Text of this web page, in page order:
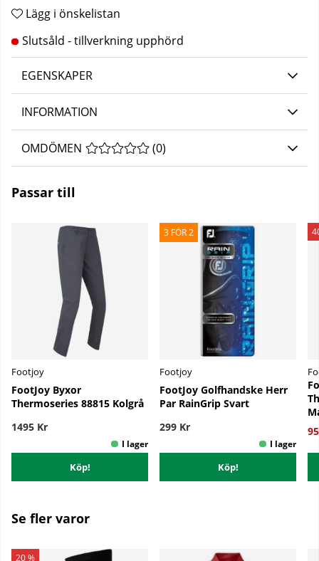
Lägg i önskelistan
EGENSKAPER
INFORMATION
OMDÖMEN MEDELBETYG 0 AV 5 ANTAL BETYG 0
(0)
Passar till
Footjoy
FootJoy Byxor
Thermoseries 88815 Kolgrå
1495 Kr
Köp!
3 FÖR 2
Footjoy
FootJoy Golfhandske Herr
Par RainGrip Svart
299 Kr
Köp!
Se fler varor
20 %